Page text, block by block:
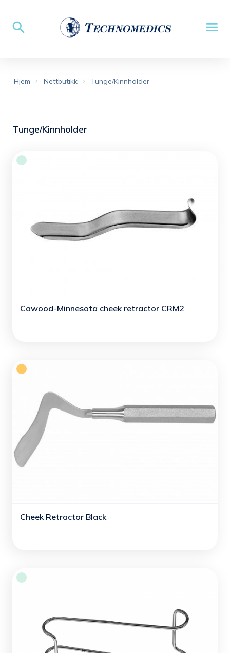
Hjem Nettbutikk Tunge/Kinnholder
Tunge/Kinnholder
Cawood-Minnesota cheek retractor CRM2
Cheek Retractor Black